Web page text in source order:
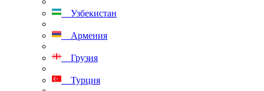
Узбекистан
Армения
Грузия
Турция